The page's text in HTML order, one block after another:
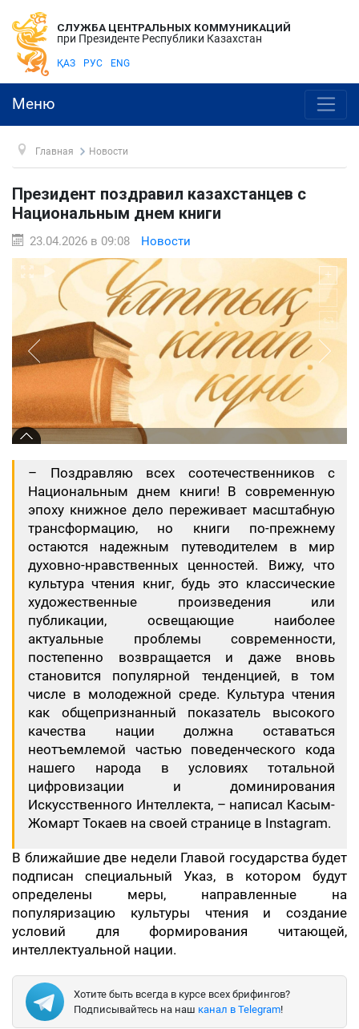
СЛУЖБА ЦЕНТРАЛЬНЫХ КОММУНИКАЦИЙ
при Президенте Республики Казахстан
ҚАЗ РУС ENG
Меню
Главная Новости
Президент поздравил казахстанцев с
Национальным днем книги
23.04.2026 в 09:08 Новости
– Поздравляю всех соотечественников с
Национальным днем книги! В современную
эпоху книжное дело переживает масштабную
трансформацию, но книги по-прежнему
остаются надежным путеводителем в мир
духовно-нравственных ценностей. Вижу, что
культура чтения книг, будь это классические
художественные произведения или
публикации, освещающие наиболее
актуальные проблемы современности,
постепенно возвращается и даже вновь
становится популярной тенденцией, в том
числе в молодежной среде. Культура чтения
как общепризнанный показатель высокого
качества нации должна оставаться
неотъемлемой частью поведенческого кода
нашего народа в условиях тотальной
цифровизации и доминирования
Искусственного Интеллекта, – написал Касым-
Жомарт Токаев на своей странице в Instagram.
В ближайшие две недели Главой государства будет
подписан специальный Указ, в котором будут
определены меры, направленные на
популяризацию культуры чтения и создание
условий для формирования читающей,
интеллектуальной нации.
Хотите быть всегда в курсе всех брифингов?
Подписывайтесь на наш канал в Telegram!